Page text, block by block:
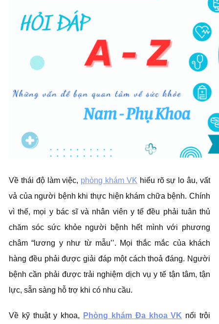
Về thái độ làm việc, phòng khám VK hiểu rõ sự lo âu, vất
vả của người bệnh khi thực hiện khám chữa bệnh. Chính
vì thế, mọi y bác sĩ và nhân viên y tế đều phải tuân thủ
chăm sóc sức khỏe người bệnh hết mình với phương
châm “lương y như từ mẫu’’. Mọi thắc mắc của khách
hàng đều phải được giải đáp một cách thoả đáng. Người
bệnh cần phải được trải nghiệm dịch vụ y tế tận tâm, tận
lực, sẵn sàng hỗ trợ khi có nhu cầu.
Về kỹ thuật y khoa, Phòng khám Đa khoa VK nổi trội